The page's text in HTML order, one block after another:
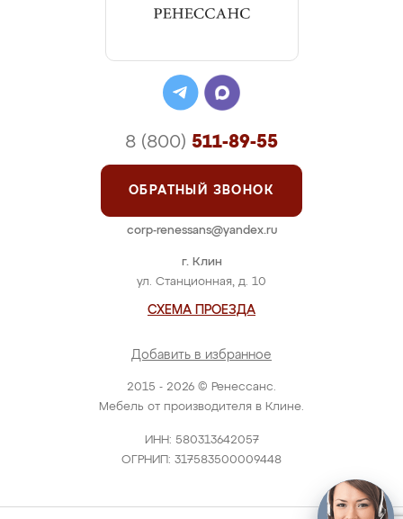
2015 - 2026 © Ренессанс.
Мебель от производителя в Клине.
ИНН: 580313642057
ОГРНИП: 317583500009448
г. Клин
ул. Станционная, д. 10
СХЕМА ПРОЕЗДА
Добавить в избранное
8 (800) 511-89-55
ОБРАТНЫЙ ЗВОНОК
corp-renessans@yandex.ru